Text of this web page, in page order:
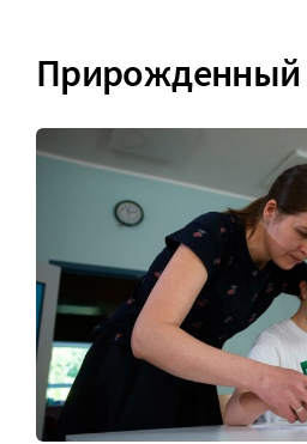
Прирожденный